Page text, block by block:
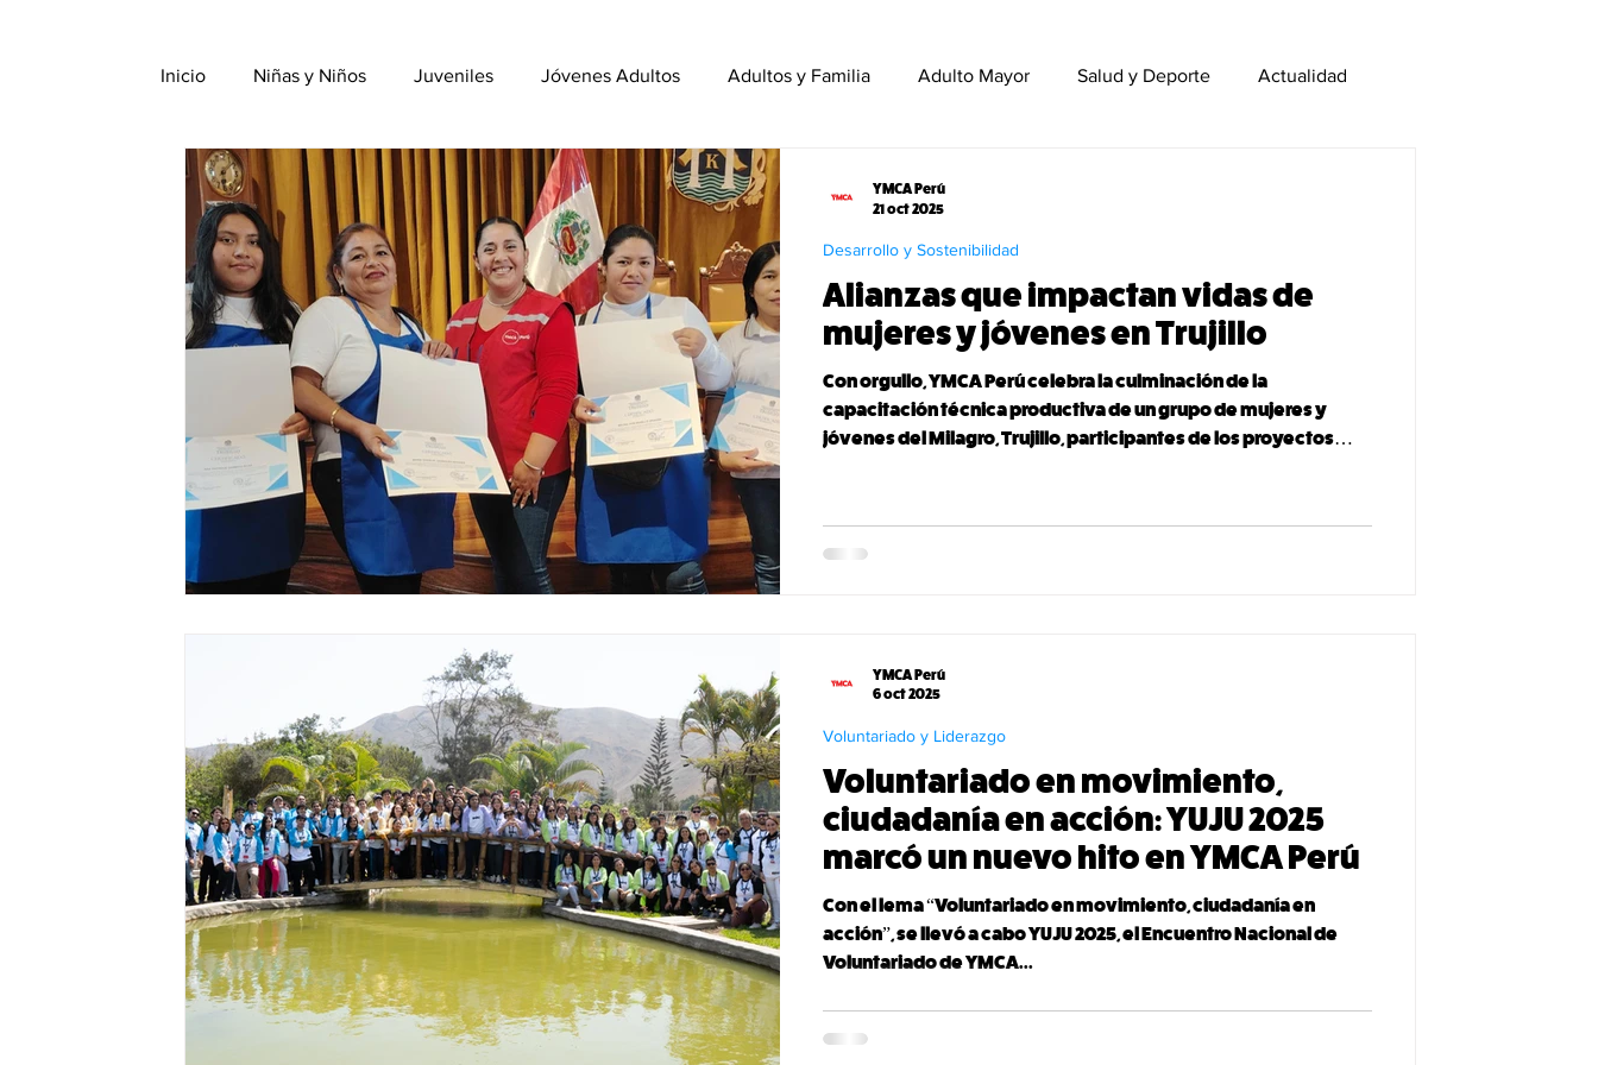
Inicio Niñas y Niños Juveniles Jóvenes Adultos Adultos y Familia Adulto Mayor Salud y Deporte Actualidad
Nuestra Gente YMCA Voz Institucional En Acción
Misión Desarrollo y Sostenibilidad Programas Internacionales
Alianzas que impactan vidas de
mujeres y jóvenes en Trujillo
Con orgullo, YMCA Perú celebra la culminación de la
capacitación técnica productiva de un grupo de mujeres y
jóvenes del Milagro, Trujillo, participantes de los proyectos
prendas, desarrollados en alianza con la Municipalidad
Provincial de Trujillo (MPT) y su Centro de Capacitación Técnica
Desarrollo y Sostenibilidad
YMCA Perú
21 oct 2025
Voluntariado en movimiento,
ciudadanía en acción: YUJU 2025
marcó un nuevo hito en YMCA Perú
Con el lema “Voluntariado en movimiento, ciudadanía en
acción”, se llevó a cabo YUJU 2025, el Encuentro Nacional de
Voluntariado de YMCA...
Voluntariado y Liderazgo
YMCA Perú
6 oct 2025